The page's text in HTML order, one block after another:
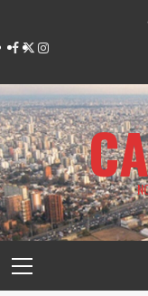
contenido
Facebook
TwitterInstagram
principal